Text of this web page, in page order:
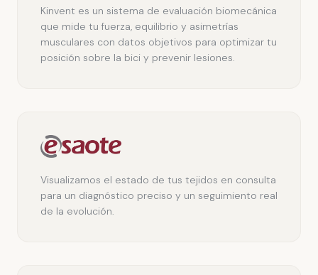
Kinvent es un sistema de evaluación biomecánica
que mide tu fuerza, equilibrio y asimetrías
musculares con datos objetivos para optimizar tu
posición sobre la bici y prevenir lesiones.
Visualizamos el estado de tus tejidos en consulta
para un diagnóstico preciso y un seguimiento real
de la evolución.